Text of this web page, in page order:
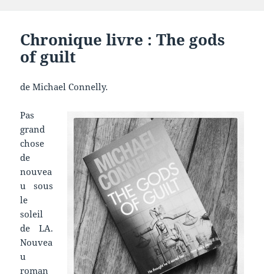
Chronique livre : The gods
of guilt
de Michael Connelly.
Pas
grand
chose
de
nouvea
u sous
le
soleil
de LA.
Nouvea
u
roman